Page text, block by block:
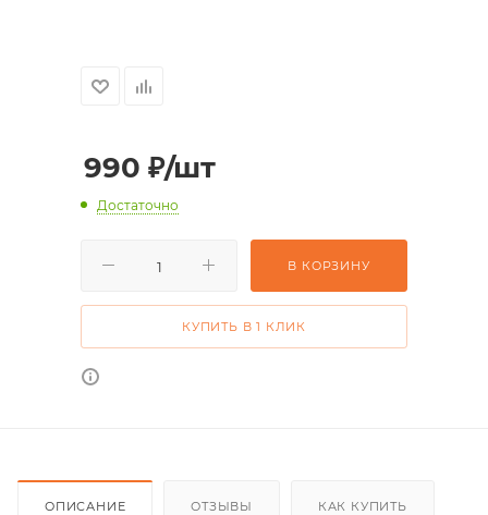
990 ₽/шт
Достаточно
В КОРЗИНУ
КУПИТЬ В 1 КЛИК
ОПИСАНИЕ ОТЗЫВЫ КАК КУПИТЬ